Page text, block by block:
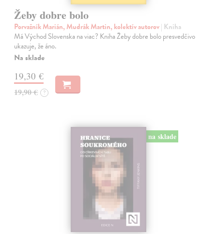
Žeby dobre bolo
Porvažník Marián, Mudrák Martin, kolektív autorov| Kniha
Má Východ Slovenska na viac? Kniha Žeby dobre bolo presvedčivo
ukazuje, že áno.
Na sklade
19,30 €
19,90 € ?
na sklade